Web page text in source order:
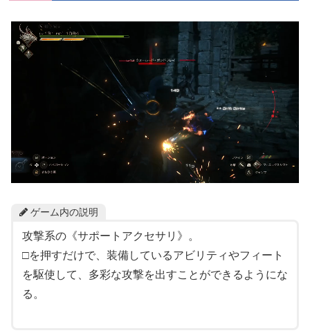
ゲーム内の説明
攻撃系の《サポートアクセサリ》。
□を押すだけで、装備しているアビリティやフィート
を駆使して、多彩な攻撃を出すことができるようにな
る。